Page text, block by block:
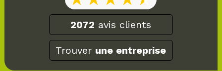
2072 avis clients
Trouver une entreprise